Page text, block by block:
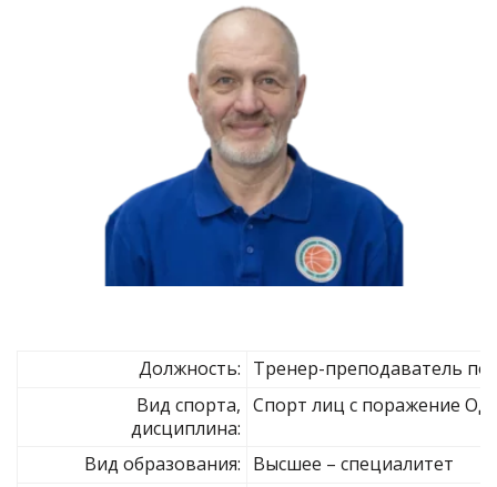
Должность: Тренер-преподаватель по
Вид спорта,
дисциплина:
Спорт лиц с поражение
Вид образования: Высшее – специалитет